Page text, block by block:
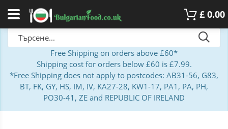
£ 0.00
Free Shipping on orders above £60*
Shipping cost for orders below £60 is £7.99.
*Free Shipping does not apply to postcodes: AB31-56, G83,
BT, FK, GY, HS, IM, IV, KA27-28, KW1-17, PA1, PA, PH,
PO30-41, ZE and REPUBLIC OF IRELAND